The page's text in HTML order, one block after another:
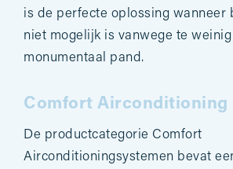
is de perfecte oplossing wanneer
niet mogelijk is vanwege te
monumentaal pand.
Comfort Airconditioning
De productcategorie Comfort
Airconditioningsystemen bevat